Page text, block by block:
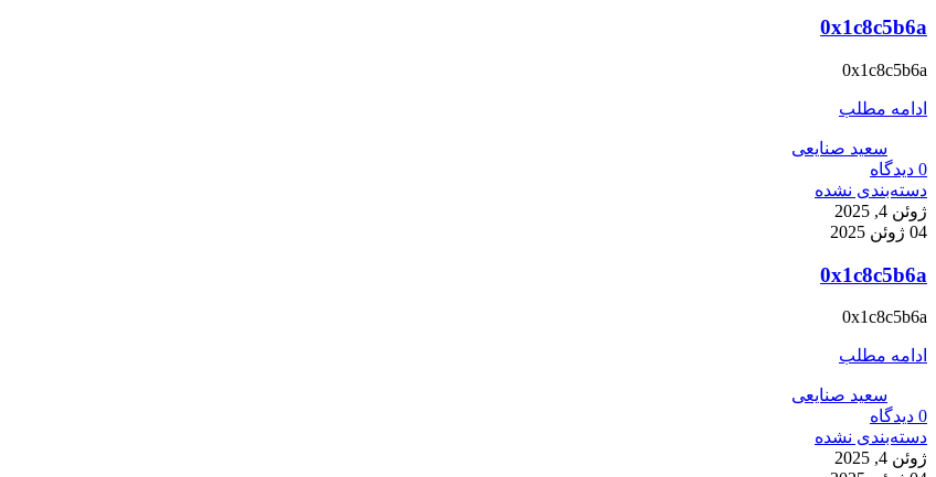
0x1c8c5b6a
0x1c8c5b6a
ادامه مطلب
سعید صنایعی
0 دیدگاه
دسته‌بندی نشده
ژوئن 4, 2025
04 ژوئن 2025
0x1c8c5b6a
0x1c8c5b6a
ادامه مطلب
سعید صنایعی
0 دیدگاه
دسته‌بندی نشده
ژوئن 4, 2025